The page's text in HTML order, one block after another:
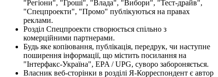
"Регіони", "Гроші", "Влада", "Вибори", "Тест-драйв",
"Спецпроекти", "Промо" публікуються на правах
реклами.
Розділ Спецпроекти створюється спільно з
комерційними партнерами.
Будь яке копіювання, публікація, передрук, чи наступне
поширення інформації, що містить посилання на
"Інтерфакс-Україна", EPA / UPG, суворо забороняється.
Власник веб-сторінки в розділі Я-Корреспондент є автор